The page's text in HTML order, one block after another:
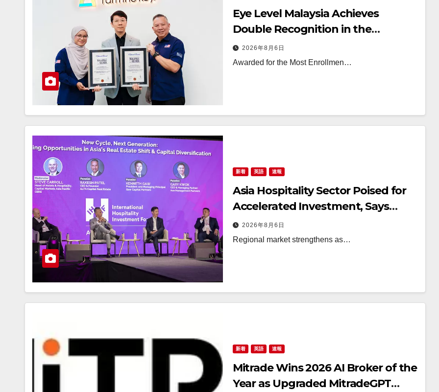
Eye Level Malaysia Achieves
Double Recognition in the
Malaysia Book of Records
2026年8月6日
Awarded for the Most Enrollmen…
新着 英語 速報
Asia Hospitality Sector Poised for
Accelerated Investment, Says
Questex’s International Hospitality
Investment Forum Asia
2026年8月6日
Regional market strengthens as…
新着 英語 速報
Mitrade Wins 2026 AI Broker of the
Year as Upgraded MitradeGPT